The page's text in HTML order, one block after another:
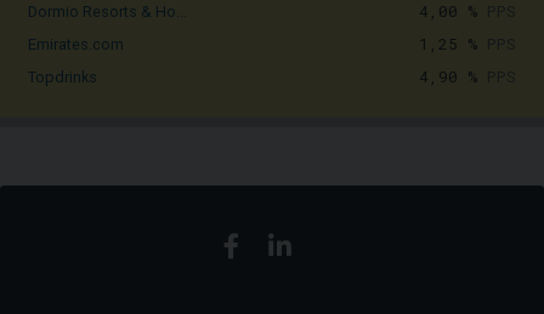
Dormio Resorts & Ho... 4,00 %
Emirates.com 1,25 %
Topdrinks 4,90 %